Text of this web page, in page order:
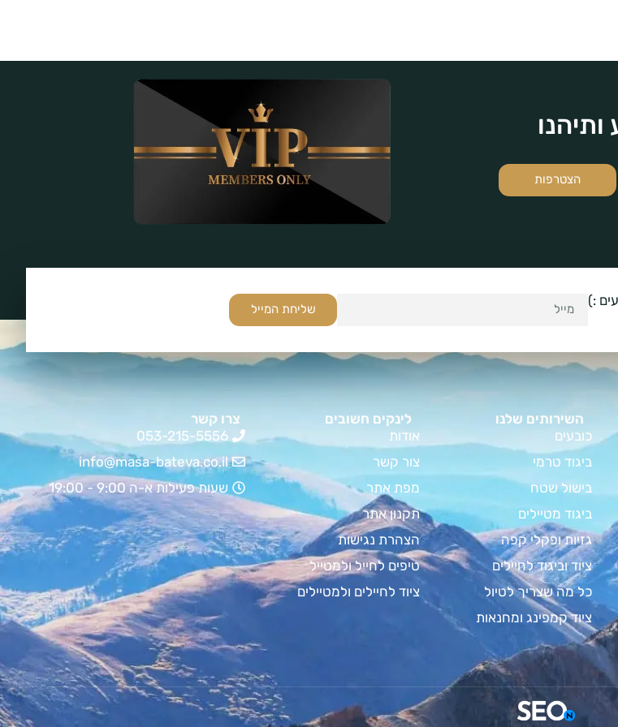
הצטרפות
:)
שליחת המייל
השירותים שלנו
כובעים
ביגוד טרמי
בישול שטח
ביגוד מטיילים
גזיות ופקלי קפה
ציוד וביגוד לחיילים
כל מה שצריך לטיול
ציוד קמפינג ומחנאות
לינקים חשובים
אודות
צור קשר
מפת אתר
תקנון אתר
הצהרת נגישות
טיפים לחייל ולמטייל
ציוד לחיילים ולמטיילים
צרו קשר
053-215-5556
info@masa-bateva.co.il
שעות פעילות א-ה 9:00 - 19:00